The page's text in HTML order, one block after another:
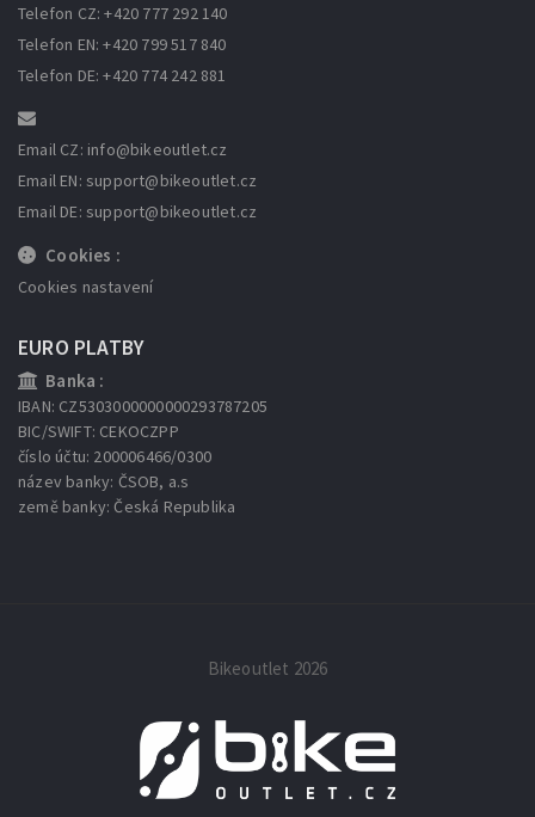
Telefon CZ: +420 777 292 140
Telefon EN: +420 799 517 840
Telefon DE: +420 774 242 881
Email CZ: info@bikeoutlet.cz
Email EN: support@bikeoutlet.cz
Email DE: support@bikeoutlet.cz
Cookies :
Cookies nastavení
EURO PLATBY
Banka :
IBAN: CZ5303000000000293787205
BIC/SWIFT: CEKOCZPP
číslo účtu: 200006466/0300
název banky: ČSOB, a.s
země banky: Česká Republika
Bikeoutlet 2026